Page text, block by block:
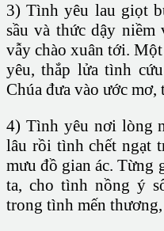
3) Tình yêu lau giọt
sầu và thức dậy
vẫy chào xuân tới.
yêu, thắp lửa tình
Chúa đưa vào ước
4) Tình yêu nơi lòng
lâu rồi tình chết ngạt
mưu đồ gian ác. Từng
ta, cho tình nồng ý
trong tình mến